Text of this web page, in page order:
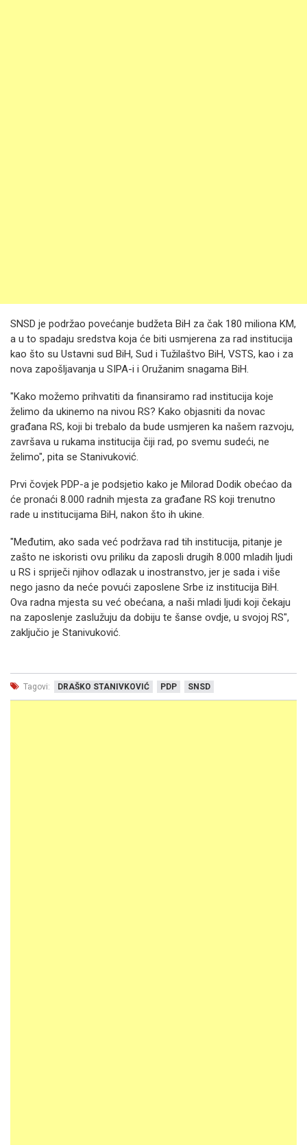
SNSD je podržao povećanje budžeta BiH za čak 180 miliona KM,
a u to spadaju sredstva koja će biti usmjerena za rad institucija
kao što su Ustavni sud BiH, Sud i Tužilaštvo BiH, VSTS, kao i za
nova zapošljavanja u SIPA-i i Oružanim snagama BiH.
"Kako možemo prihvatiti da finansiramo rad institucija koje
želimo da ukinemo na nivou RS? Kako objasniti da novac
građana RS, koji bi trebalo da bude usmjeren ka našem razvoju,
završava u rukama institucija čiji rad, po svemu sudeći, ne
želimo", pita se Stanivuković.
Prvi čovjek PDP-a je podsjetio kako je Milorad Dodik obećao da
će pronaći 8.000 radnih mjesta za građane RS koji trenutno
rade u institucijama BiH, nakon što ih ukine.
"Međutim, ako sada već podržava rad tih institucija, pitanje je
zašto ne iskoristi ovu priliku da zaposli drugih 8.000 mladih ljudi
u RS i spriječi njihov odlazak u inostranstvo, jer je sada i više
nego jasno da neće povući zaposlene Srbe iz institucija BiH.
Ova radna mjesta su već obećana, a naši mladi ljudi koji čekaju
na zaposlenje zaslužuju da dobiju te šanse ovdje, u svojoj RS",
zaključio je Stanivuković.
Tagovi: DRAŠKO STANIVKOVIĆ PDP SNSD